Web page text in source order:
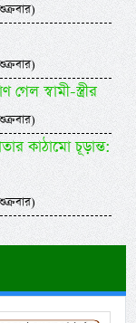
স্বামী-স্ত্রীর
কাঠামো চূড়ান্ত: